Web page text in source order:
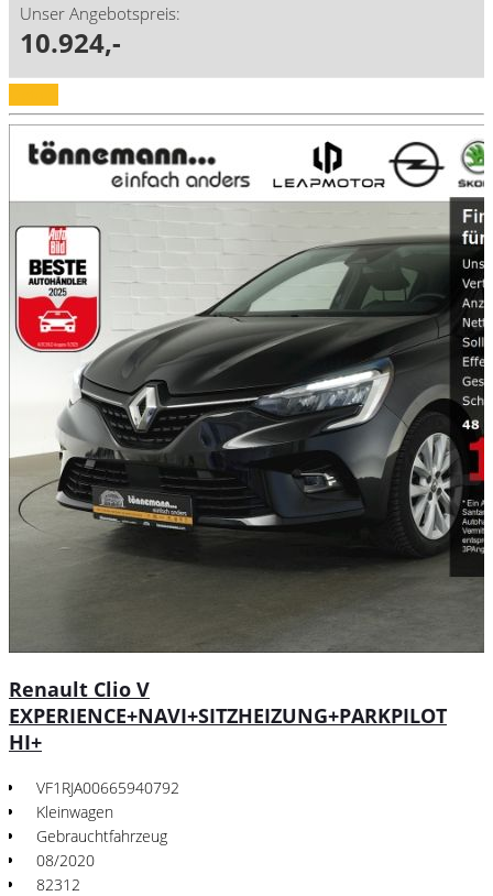
Unser Angebotspreis:
10.924,-
Renault Clio V
EXPERIENCE+NAVI+SITZHEIZUNG+PARKPILOT
HI+
VF1RJA00665940792
Kleinwagen
Gebrauchtfahrzeug
08/2020
82312